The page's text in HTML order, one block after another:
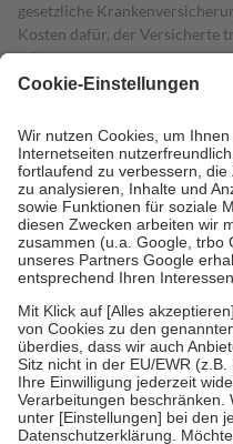
gesetzliche
Kosten dafür, der Versicherte
mit.
Grundsätzlich leisten
höchstens zehn Euro.
Es sind
Kosten der Leistung zu
Diese Regeln gelten
Bei Heilmitteln und häuslicher
Zuzahlung zehn Prozent der
Verordnung.
Um das Engagement der
stärken und die besondere
fallenkeine Zuzahlungenan bei:
• Kindern und Jugendlichen
mit Ausnahme der Fahrkosten
• Untersuchungen zur
GKV getragen werden
• empfohlenen